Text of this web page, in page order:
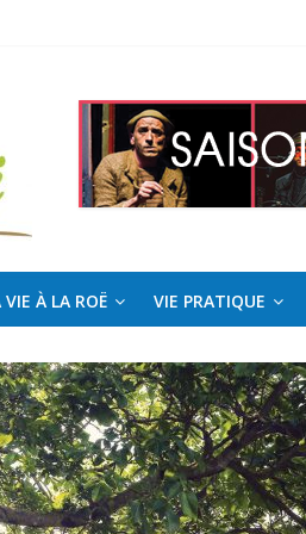
pour la saison estivale
VIE À LA ROË VIE PRATIQUE